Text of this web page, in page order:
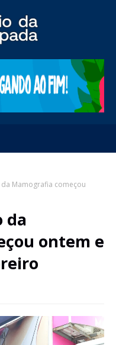
Mamografia começou
da
ontem e